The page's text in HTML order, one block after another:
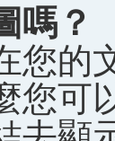
嗎？
您的
您可